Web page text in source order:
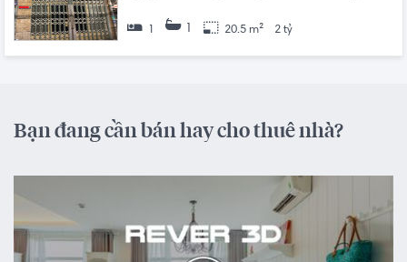
1 20.5 m² 2 tỷ
Bạn đang cần bán hay cho thuê nhà?